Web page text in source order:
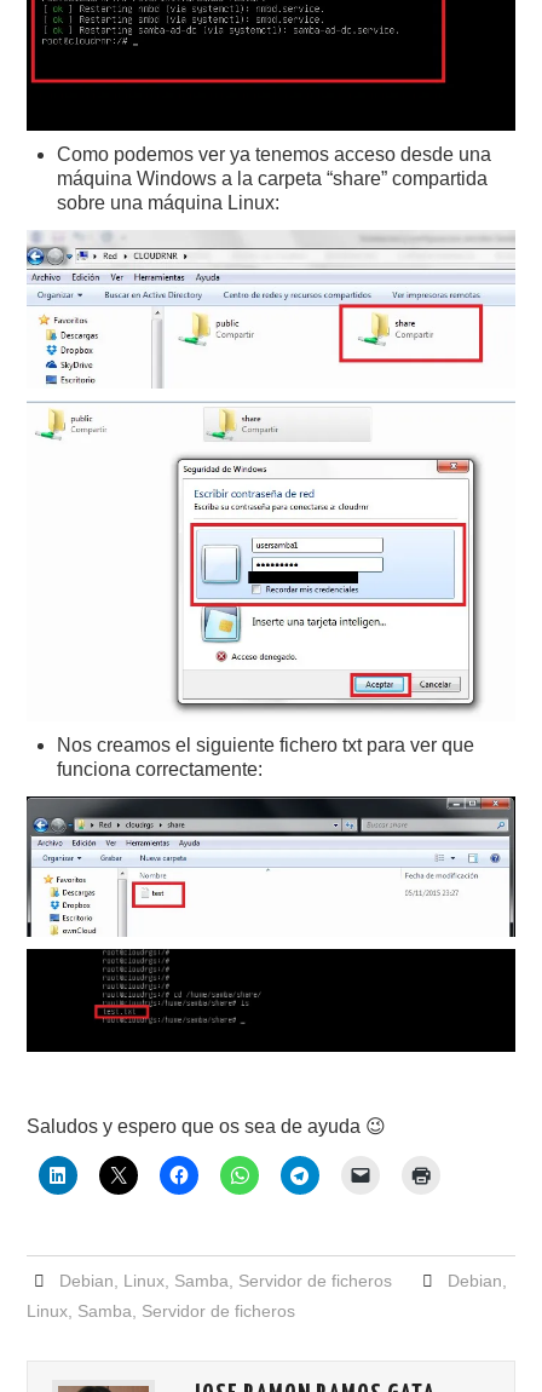
Como podemos ver ya tenemos acceso desde una
máquina Windows a la carpeta “share” compartida
sobre una máquina Linux:
Nos creamos el siguiente fichero txt para ver que
funciona correctamente:
Saludos y espero que os sea de ayuda 😉
Debian Linux, Samba Servidor de ficheros Debian
Linux Samba Servidor de ficheros